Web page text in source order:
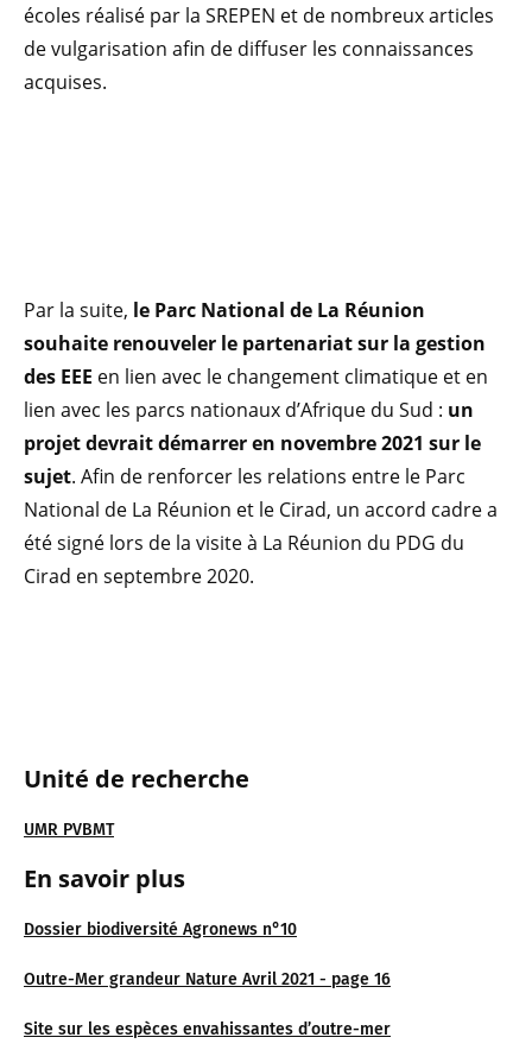
Unité de recherche
UMR PVBMT
En savoir plus
Dossier biodiversité Agronews n°10
Outre-Mer grandeur Nature Avril 2021 - page 16
Site sur les espèces envahissantes d’outre-mer
écoles réalisé par la SREPEN et de nombreux articles
de vulgarisation afin de diffuser les connaissances
acquises.
Par la suite, le Parc National de La Réunion
souhaite renouveler le partenariat sur la gestion
des EEE en lien avec le changement climatique et en
lien avec les parcs nationaux d’Afrique du Sud : un
projet devrait démarrer en novembre 2021 sur le
sujet. Afin de renforcer les relations entre le Parc
National de La Réunion et le Cirad, un accord cadre a
été signé lors de la visite à La Réunion du PDG du
Cirad en septembre 2020.